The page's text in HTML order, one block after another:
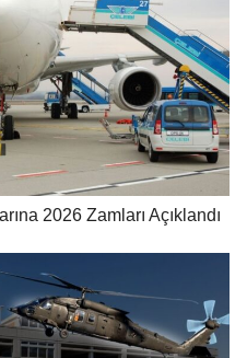
2026 Zamları Açıklandı